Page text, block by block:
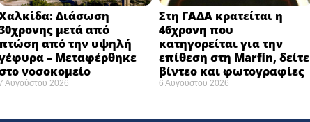
Διάσωση
μετά από
από την υψηλή
– Μεταφέρθηκε
νοσοκομείο
Αυγούστου 2026
Στη ΓΑΔΑ κρατείται η
46χρονη που
κατηγορείται για την
επίθεση στη Marfin, δείτε
βίντεο και φωτογραφίες
6 Αυγούστου 2026